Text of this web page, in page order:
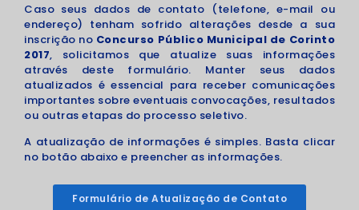
Caso seus dados de contato (telefone, e-mail ou
endereço) tenham sofrido alterações desde a sua
inscrição no Concurso Público Municipal de Corinto
2017, solicitamos que atualize suas informações
através deste formulário. Manter seus dados
atualizados é essencial para receber comunicações
importantes sobre eventuais convocações, resultados
ou outras etapas do processo seletivo.
A atualização de informações é simples. Basta clicar
no botão abaixo e preencher as informações.
Formulário de Atualização de Contato